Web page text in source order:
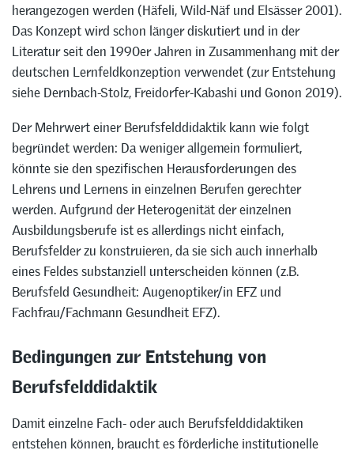
herangezogen werden (Häfeli, Wild-Näf und Elsässer 2001).
Das Konzept wird schon länger diskutiert und in der
Literatur seit den 1990er Jahren in Zusammenhang mit der
deutschen Lernfeldkonzeption verwendet (zur Entstehung
siehe Dernbach-Stolz, Freidorfer-Kabashi und Gonon 2019).
Der Mehrwert einer Berufsfelddidaktik kann wie folgt
begründet werden: Da weniger allgemein formuliert,
könnte sie den spezifischen Herausforderungen des
Lehrens und Lernens in einzelnen Berufen gerechter
werden. Aufgrund der Heterogenität der einzelnen
Ausbildungsberufe ist es allerdings nicht einfach,
Berufsfelder zu konstruieren, da sie sich auch innerhalb
eines Feldes substanziell unterscheiden können (z.B.
Berufsfeld Gesundheit: Augenoptiker/in EFZ und
Fachfrau/Fachmann Gesundheit EFZ).
Bedingungen zur Entstehung von
Berufsfelddidaktik
Damit einzelne Fach- oder auch Berufsfelddidaktiken
entstehen können, braucht es förderliche institutionelle